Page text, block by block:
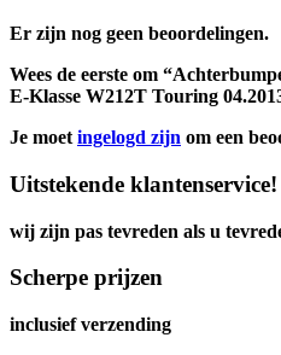
Er zijn nog geen beoordelingen.
Wees de eerste om
E-Klasse W212T Touring
Je moet ingelogd zijn om een
Uitstekende klantenservice!
wij zijn pas tevreden als u
Scherpe prijzen
inclusief verzending